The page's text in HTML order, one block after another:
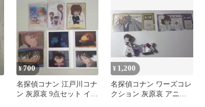
¥700
名探偵コナン 江戸川コナ
ン 灰原哀 9点セット イタ
¥ 1,200
名探偵コナン ワーズコレ
クション 灰原哀 アニメ